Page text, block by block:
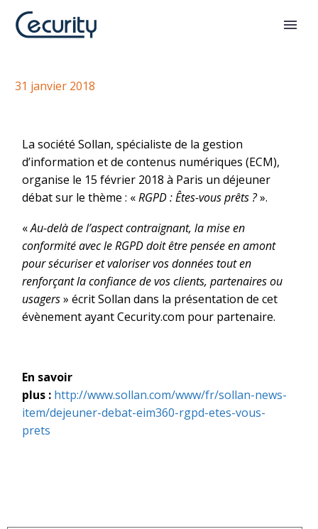
Conférence Sollan sur le RGPD
31 janvier 2018
La société Sollan, spécialiste de la gestion
d’information et de contenus numériques (ECM),
organise le 15 février 2018 à Paris un déjeuner
débat sur le thème : «RGPD : Êtes-vous prêts ?».
«Au-delà de l’aspect contraignant, la mise en
conformité avec le RGPD doit être pensée en amont
pour sécuriser et valoriser vos données tout en
renforçant la confiance de vos clients, partenaires ou
usagers» écrit Sollan dans la présentation de cet
évènement ayant Cecurity.com pour partenaire.
En savoir
plus : http://www.sollan.com/www/fr/sollan-news-
item/dejeuner-debat-eim360-rgpd-etes-vous-
prets